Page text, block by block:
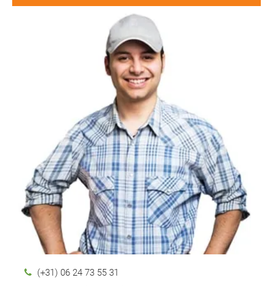
(+31) 06 24 73 55 31